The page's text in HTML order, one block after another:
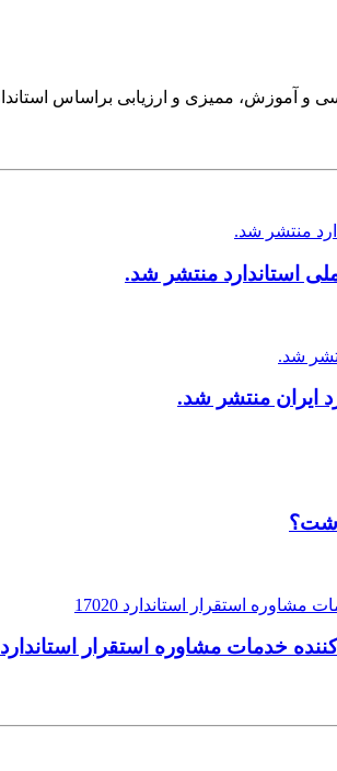
استاندارد منتشر شد.
ایران منتشر شد.
مشاوره استقرار استاندارد 17020